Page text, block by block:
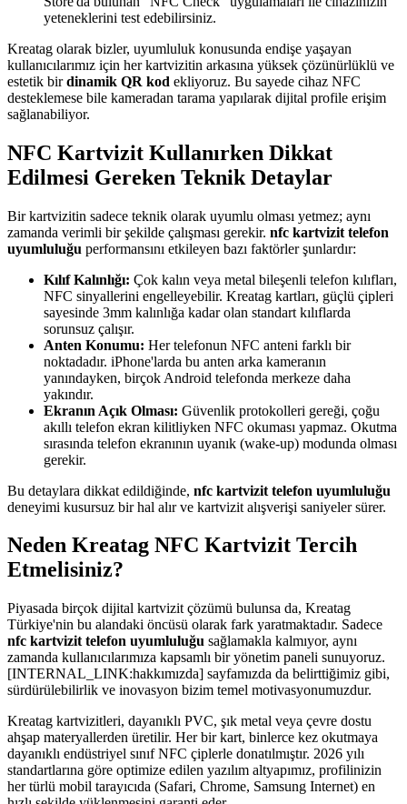
yeteneklerini test edebilirsiniz.
Kreatag olarak bizler, uyumluluk konusunda endişe yaşayan
kullanıcılarımız için her kartvizitin arkasına yüksek çözünürlüklü ve
estetik birdinamik QR kod ekliyoruz. Bu sayede cihaz NFC
desteklemese bile kameradan tarama yapılarak dijital profile erişim
sağlanabiliyor.
NFC Kartvizit Kullanırken Dikkat
Edilmesi Gereken Teknik Detaylar
Bir kartvizitin sadece teknik olarak uyumlu olması yetmez; aynı
zamanda verimli bir şekilde çalışması gerekir. nfc kartvizit telefon
uyumluluğu performansını etkileyen bazı faktörler şunlardır:
Kılıf Kalınlığı: Çok kalın veya metal bileşenli telefon kılıfları,
NFC sinyallerini engelleyebilir. Kreatag kartları, güçlü çipleri
sayesinde 3mm kalınlığa kadar olan standart kılıflarda
sorunsuz çalışır.
Anten Konumu: Her telefonun NFC anteni farklı bir
noktadadır. iPhone'larda bu anten arka kameranın
yanındayken, birçok Android telefonda merkeze daha
yakındır.
Ekranın Açık Olması: Güvenlik protokolleri gereği, çoğu
akıllı telefon ekran kilitliyken NFC okuması yapmaz. Okutma
sırasında telefon ekranının uyanık (wake-up) modunda olması
gerekir.
Bu detaylara dikkat edildiğinde, nfc kartvizit telefon uyumluluğu
deneyimi kusursuz bir hal alır ve kartvizit alışverişi saniyeler sürer.
Neden Kreatag NFC Kartvizit Tercih
Etmelisiniz?
Piyasada birçok dijital kartvizit çözümü bulunsa da, Kreatag
Türkiye'nin bu alandaki öncüsü olarak fark yaratmaktadır. Sadece
nfc kartvizit telefon uyumluluğu sağlamakla kalmıyor, aynı
zamanda kullanıcılarımıza kapsamlı bir yönetim paneli sunuyoruz.
[INTERNAL_LINK:hakkımızda] sayfamızda da belirttiğimiz gibi,
sürdürülebilirlik ve inovasyon bizim temel motivasyonumuzdur.
Kreatag kartvizitleri, dayanıklı PVC, şık metal veya çevre dostu
ahşap materyallerden üretilir. Her bir kart, binlerce kez okutmaya
dayanıklı endüstriyel sınıf NFC çiplerle donatılmıştır. 2026 yılı
standartlarına göre optimize edilen yazılım altyapımız, profilinizin
her türlü mobil tarayıcıda (Safari, Chrome, Samsung Internet) en